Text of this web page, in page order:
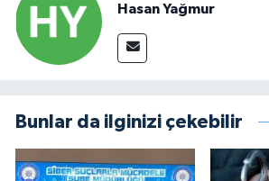
Hasan Yağmur
Bunlar da ilginizi çekebilir